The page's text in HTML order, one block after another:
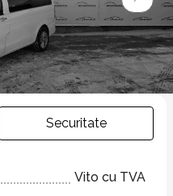
Securitate
Vito cu TVA